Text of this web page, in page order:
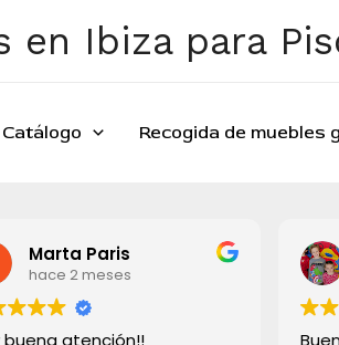
en Ibiza para
Catálogo Recogida de muebles
Paris
2 meses
atención!!
Buenos